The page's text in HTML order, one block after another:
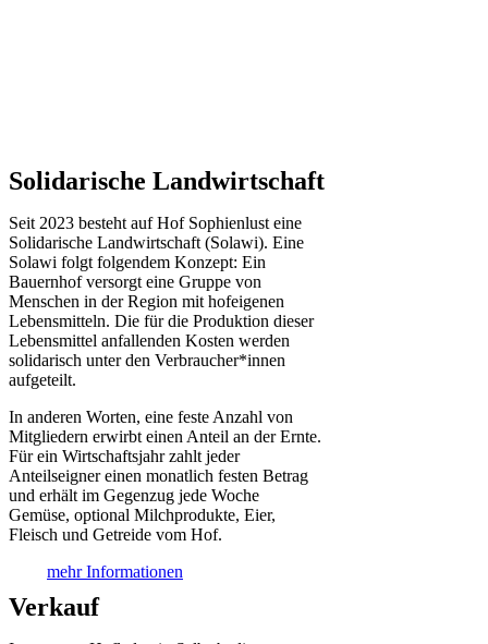
Solidarische Landwirtschaft
Seit 2023 besteht auf Hof Sophienlust eine
Solidarische Landwirtschaft (Solawi). Eine
Solawi folgt folgendem Konzept: Ein
Bauern­hof versorgt eine Gruppe von
Menschen in der Region mit hof­eigenen
Lebens­mitteln. Die für die Produktion dieser
Lebens­mittel anfallenden Kosten werden
solidarisch unter den Verbraucher*­innen
aufgeteilt.
In anderen Worten, eine feste Anzahl von
Mitgliedern erwirbt einen Anteil an der Ernte.
Für ein Wirtschaftsjahr zahlt jeder
Anteilseigner einen monatlich festen Betrag
und erhält im Gegenzug jede Woche
Gemüse, optional Milchprodukte, Eier,
Fleisch und Getreide vom Hof.
mehr Informationen
Verkauf